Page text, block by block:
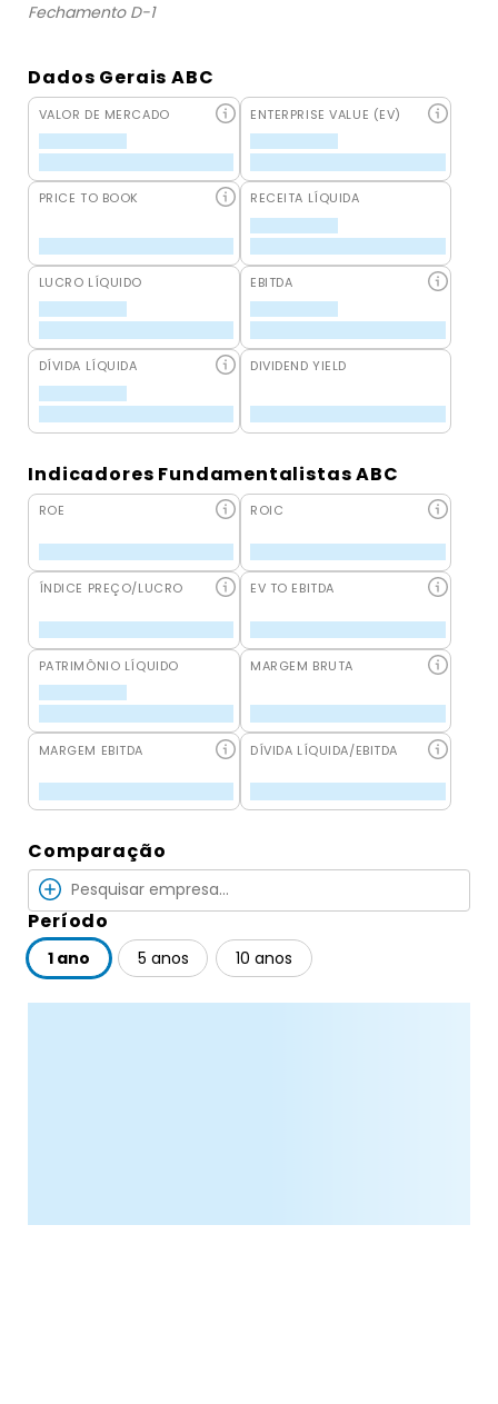
Fechamento D-1
Dados Gerais ABC
VALOR DE MERCADO ENTERPRISE VALUE (EV)
PRICE TO BOOK RECEITA LÍQUIDA
LUCRO LÍQUIDO EBITDA
DÍVIDA LÍQUIDA DIVIDEND YIELD
Indicadores Fundamentalistas ABC
ROE ROIC
ÍNDICE PREÇO/LUCRO EV TO EBITDA
PATRIMÔNIO LÍQUIDO MARGEM BRUTA
MARGEM EBITDA DÍVIDA LÍQUIDA/EBITDA
Comparação
Período
1 ano 5 anos 10 anos